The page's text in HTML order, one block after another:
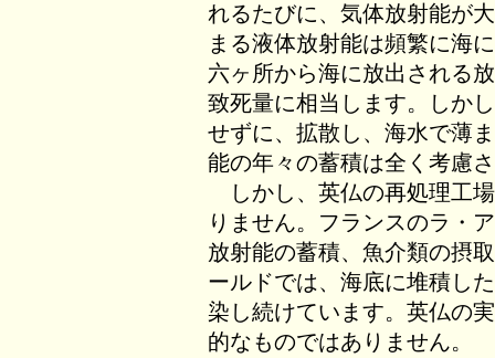
れるたびに、気体放射能が
まる液体放射能は頻繁に海
六ヶ所から海に放出される
致死量に相当します。しか
せずに、拡散し、海水で薄
能の年々の蓄積は全く考慮
しかし、英仏の再処理工
りません。フランスのラ・
放射能の蓄積、魚介類の摂
ールドでは、海底に堆積し
染し続けています。英仏の
的なものではありません。